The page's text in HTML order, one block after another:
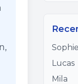
Sophie
Lucas
Mila